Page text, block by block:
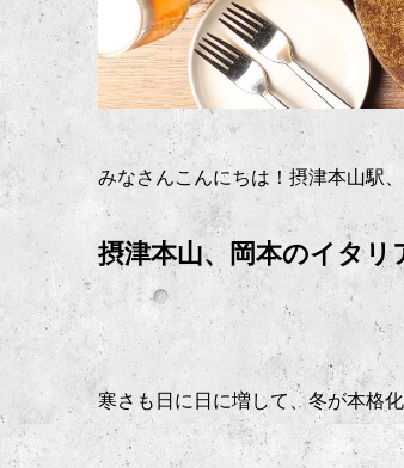
みなさんこんにちは！摂津本山駅
摂津本山、岡本のイタリ
寒さも日に日に増して、冬が本格